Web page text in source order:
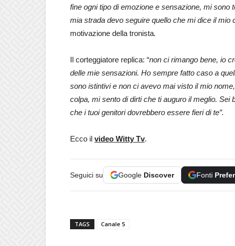
fine ogni tipo di emozione e sensazione, mi sono
mia strada devo seguire quello che mi dice il mio
motivazione della tronista.
Il corteggiatore replica: “non ci rimango bene, io
delle mie sensazioni. Ho sempre fatto caso a
sono istintivi e non ci avevo mai visto il mio
colpa, mi sento di dirti che ti auguro il meglio.
che i tuoi genitori dovrebbero essere fieri di te”.
Ecco il video Witty Tv.
Seguici su Google Discover Fonti
TAGS Canale 5